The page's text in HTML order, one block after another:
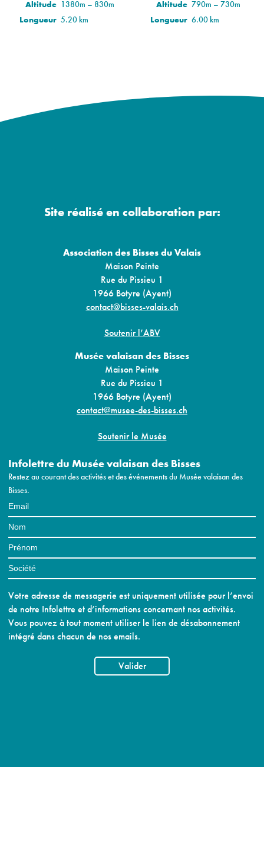
Altitude 1380m – 830m
Longueur 5.20 km
Altitude 790m – 730m
Longueur 6.00 km
Site réalisé en collaboration par:
Association des Bisses du Valais
Maison Peinte
Rue du Pissieu 1
1966 Botyre (Ayent)
contact@bisses-valais.ch
Soutenir l’ABV
Musée valaisan des Bisses
Maison Peinte
Rue du Pissieu 1
1966 Botyre (Ayent)
contact@musee-des-bisses.ch
Soutenir le Musée
Infolettre du Musée valaisan des Bisses
Restez au courant des activités et des événements du Musée valaisan des
Bisses.
Votre adresse de messagerie est uniquement utilisée pour l’envoi
de notre Infolettre et d’informations concernant nos activités.
Vous pouvez à tout moment utiliser le lien de désabonnement
intégré dans chacun de nos emails.